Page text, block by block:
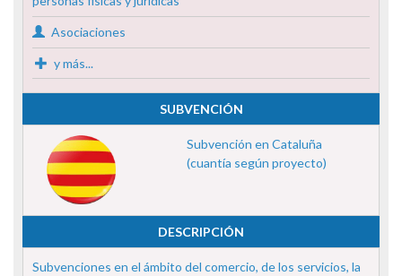
Asociaciones
y más...
SUBVENCIÓN
Subvención en Cataluña
(cuantía según proyecto)
DESCRIPCIÓN
Subvenciones en el ámbito del comercio, de los servicios, la